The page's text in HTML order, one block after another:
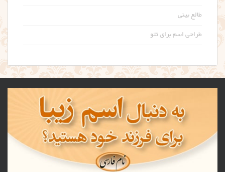
طالع بینی
طراحی اسم برای تتو